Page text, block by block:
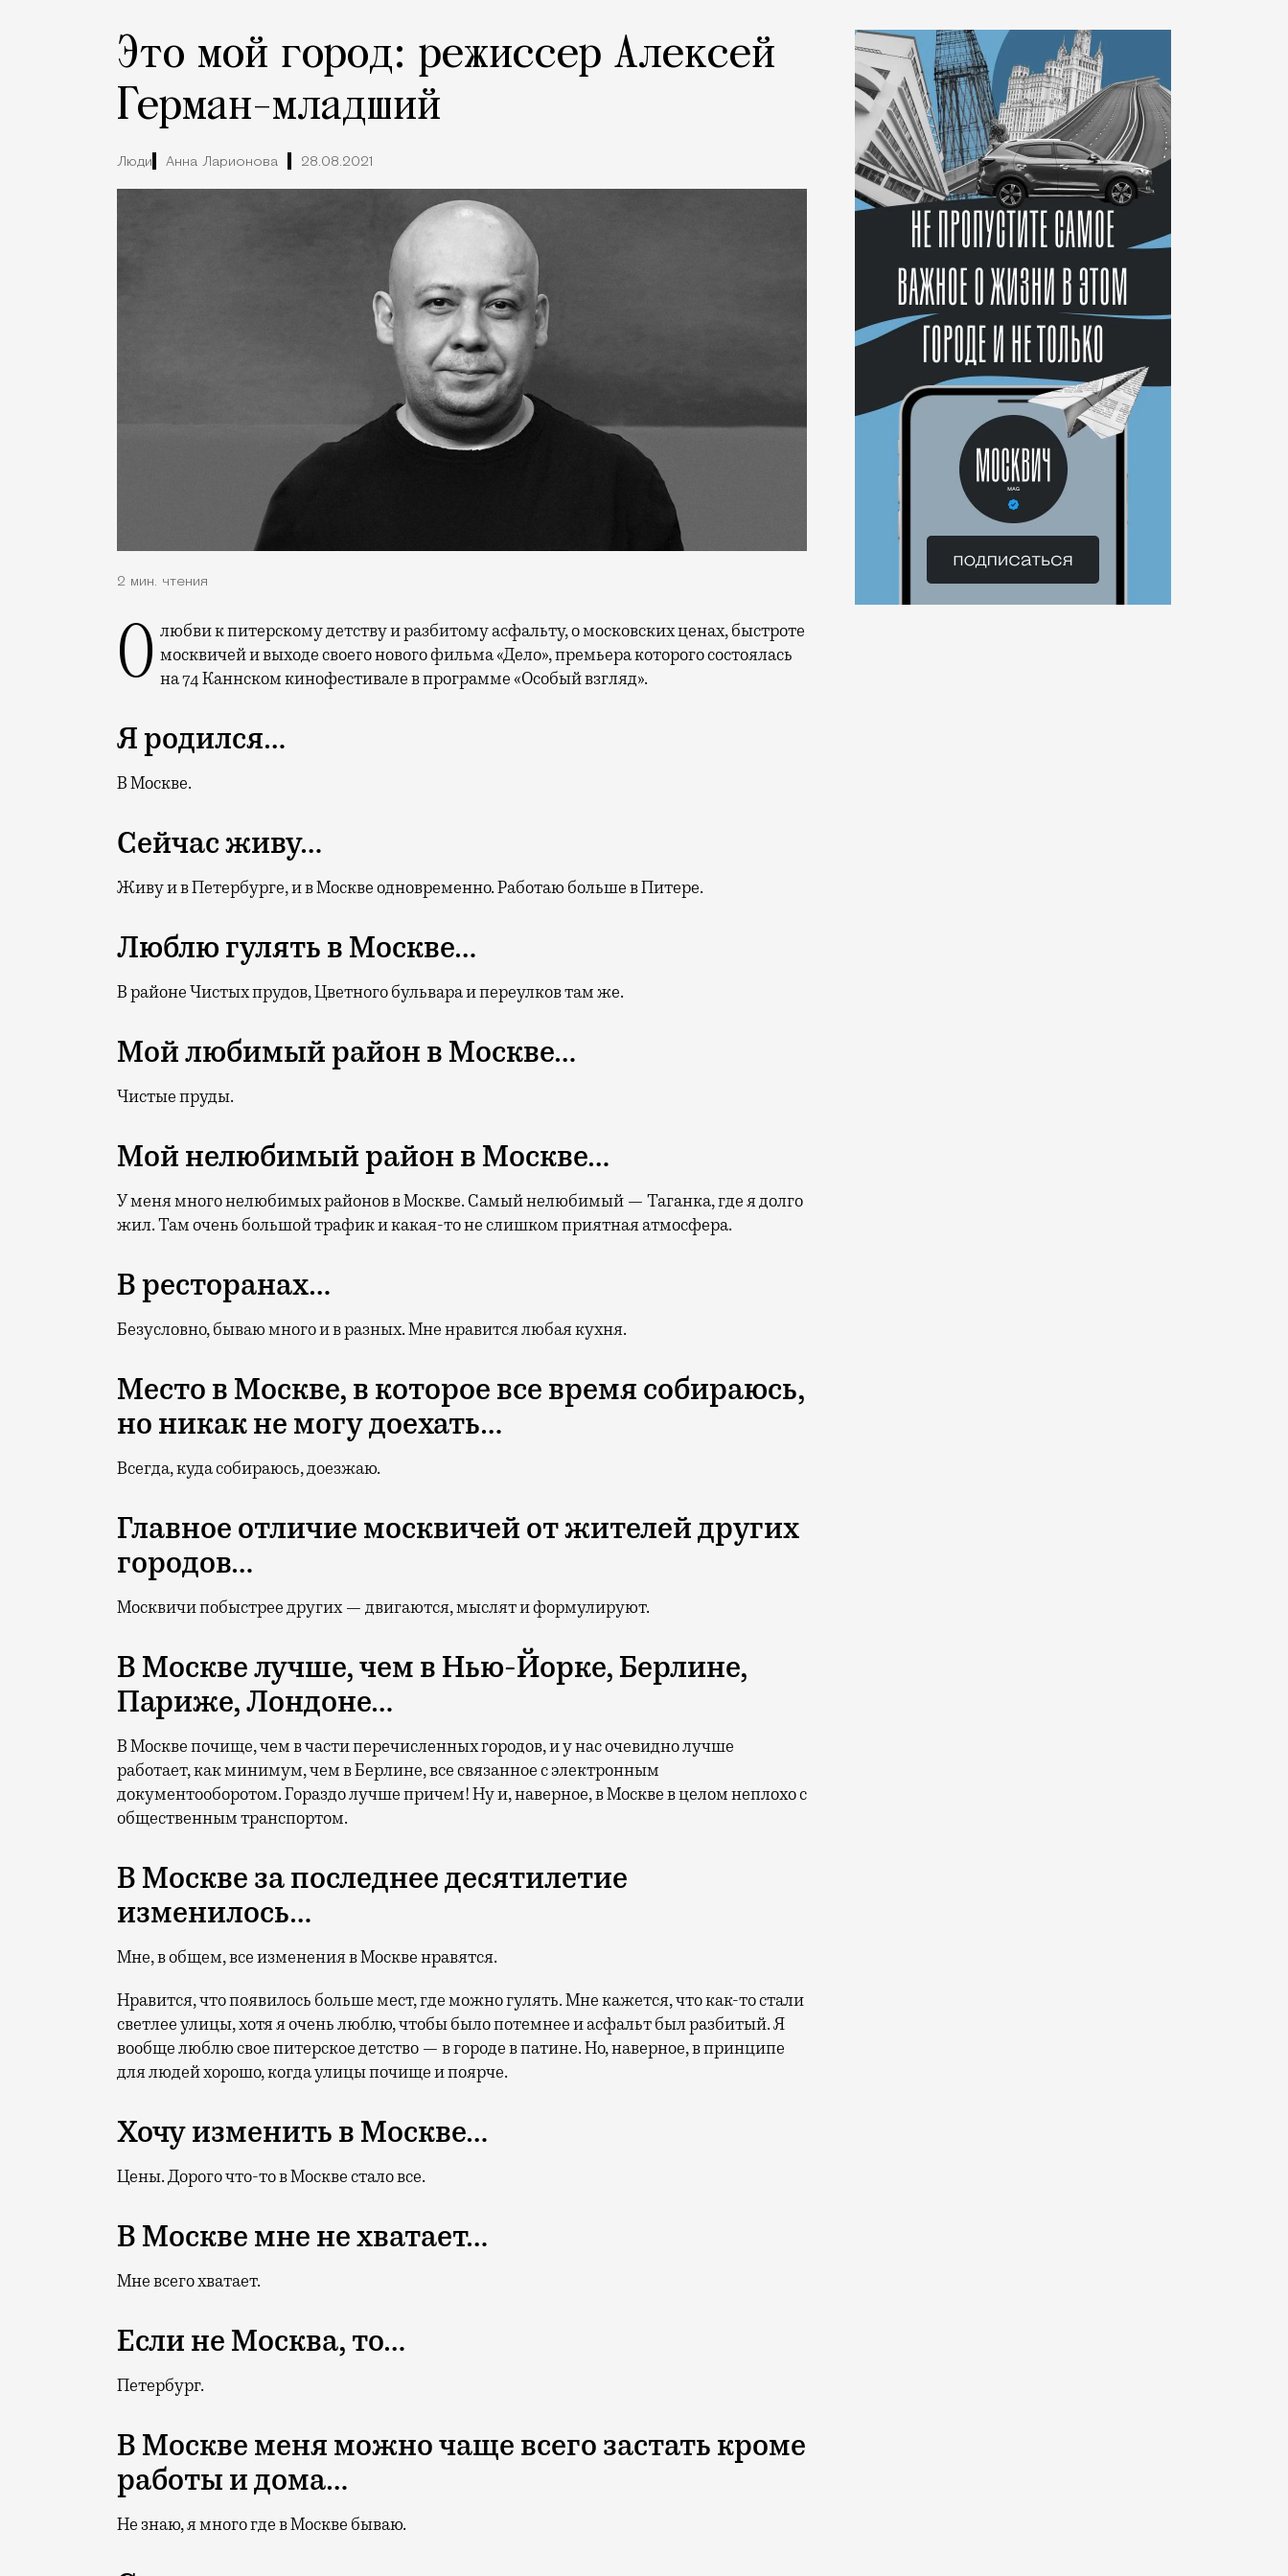
Это мой город: режиссер Алексей
Герман-младший
Люди Анна Ларионова 28.08.2021
2 мин. чтения
О любви к питерскому детству и разбитому асфальту, о московских ценах, быстроте москвичей и выходе своего нового фильма «Дело», премьера которого состоялась
на 74 Каннском кинофестивале в программе «Особый взгляд».
Я родился…
В Москве.
Сейчас живу…
Живу и в Петербурге, и в Москве одновременно. Работаю больше в Питере.
Люблю гулять в Москве…
В районе Чистых прудов, Цветного бульвара и переулков там же.
Мой любимый район в Москве…
Чистые пруды.
Мой нелюбимый район в Москве…
У меня много нелюбимых районов в Москве. Самый нелюбимый — Таганка, где я долго
жил. Там очень большой трафик и какая-то не слишком приятная атмосфера.
В ресторанах…
Безусловно, бываю много и в разных. Мне нравится любая кухня.
Место в Москве, в которое все время собираюсь,
но никак не могу доехать…
Всегда, куда собираюсь, доезжаю.
Главное отличие москвичей от жителей других
городов…
Москвичи побыстрее других — двигаются, мыслят и формулируют.
В Москве лучше, чем в Нью-Йорке, Берлине,
Париже, Лондоне…
В Москве почище, чем в части перечисленных городов, и у нас очевидно лучше
работает, как минимум, чем в Берлине, все связанное с электронным
документооборотом. Гораздо лучше причем! Ну и, наверное, в Москве в целом неплохо с
общественным транспортом.
В Москве за последнее десятилетие
изменилось…
Мне, в общем, все изменения в Москве нравятся.
Нравится, что появилось больше мест, где можно гулять. Мне кажется, что как-то стали
светлее улицы, хотя я очень люблю, чтобы было потемнее и асфальт был разбитый. Я
вообще люблю свое питерское детство — в городе в патине. Но, наверное, в принципе
для людей хорошо, когда улицы почище и поярче.
Хочу изменить в Москве…
Цены. Дорого что-то в Москве стало все.
В Москве мне не хватает…
Мне всего хватает.
Если не Москва, то…
Петербург.
В Москве меня можно чаще всего застать кроме
работы и дома…
Не знаю, я много где в Москве бываю.